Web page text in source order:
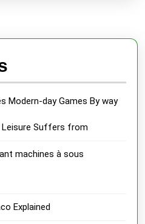
Modern-day Games By way
Leisure Suffers from
machines à sous
Explained